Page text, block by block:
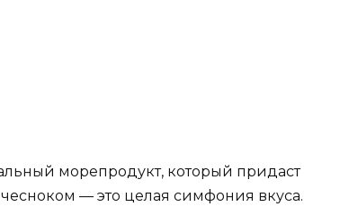
морепродукт, который придаст
— это целая симфония вкуса.